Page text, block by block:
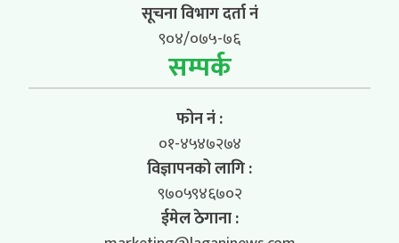
सूचना विभाग दर्ता नं
९०४/०७५-७६
सम्पर्क
फोन नं :
०१-४५४७२७४
विज्ञापनको लागि :
९७०५९४६७०२
ईमेल ठेगाना :